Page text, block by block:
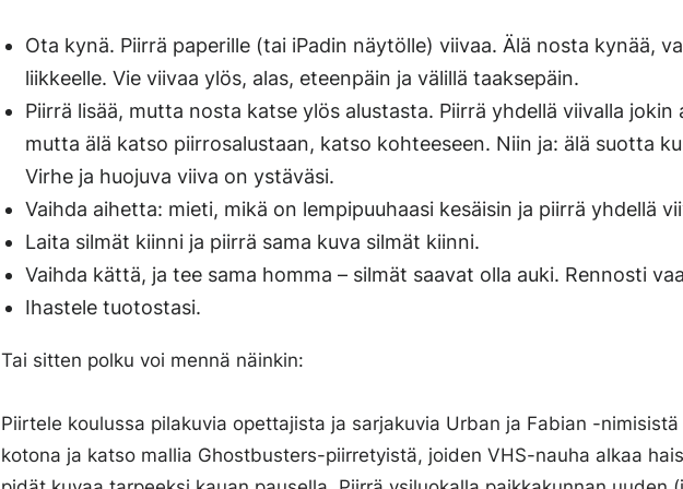
Ota kynä. Piirrä paperille (tai iPadin näytölle) viivaa. Älä nosta kynää,
liikkeelle. Vie viivaa ylös, alas, eteenpäin ja välillä taaksepäin.
Piirrä lisää, mutta nosta katse ylös alustasta. Piirrä yhdellä viivalla jokin
mutta älä katso piirrosalustaan, katso kohteeseen. Niin ja: älä suotta
Virhe ja huojuva viiva on ystäväsi.
Vaihda aihetta: mieti, mikä on lempipuuhaasi kesäisin ja piirrä yhdellä
Laita silmät kiinni ja piirrä sama kuva silmät kiinni.
Vaihda kättä, ja tee sama homma – silmät saavat olla auki. Rennosti
Ihastele tuotostasi.
Tai sitten polku voi mennä näinkin:
Piirtele koulussa pilakuvia opettajista ja sarjakuvia Urban ja Fabian -
kotona ja katso mallia Ghostbusters-piirretyistä, joiden VHS-nauha alkaa